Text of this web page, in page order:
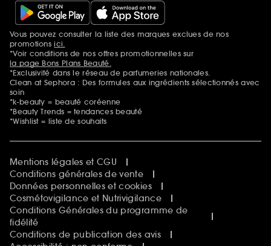
Mentions additionnelles
Vous pouvez consulter la liste des marques exclues de nos
promotionsici.
*Voir conditions de nos offres promotionnelles sur
la page Bons Plans Beauté.
*Exclusivité dans le réseau de parfumeries nationales.
Clean at Sephora : Des formules aux ingrédients sélectionnés avec
soin
*k-beauty = beauté coréenne
*Beauty Trends = tendances beauté
*Wishlist = liste de souhaits
Mentions légales et CGU
Conditions générales de vente
Données personnelles et cookies
Cosmétovigilance et Nutrivigilance
Conditions Générales du programme de
fidélité
Conditions de publication des avis